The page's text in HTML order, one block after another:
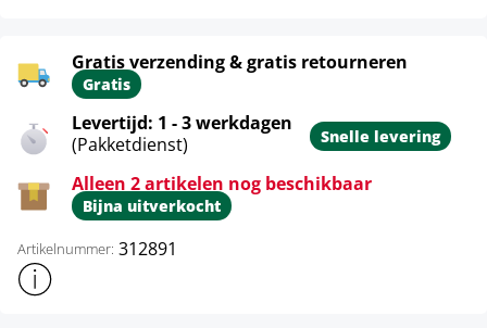
Gratis verzending & gratis retourneren
Gratis
Levertijd: 1 - 3 werkdagen
(Pakketdienst)
Snelle levering
Alleen 2 artikelen nog beschikbaar
Bijna uitverkocht
Artikelnummer: 312891
Toon meer productinformatie